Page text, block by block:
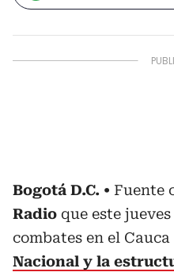
Bogotá D.C. Fuente
Radio que este
combates en el
Nacional y la